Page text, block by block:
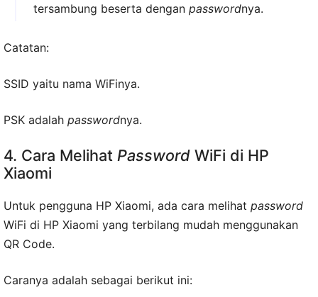
tersambung beserta dengan passwordnya.
Catatan:
SSID yaitu nama WiFinya.
PSK adalah passwordnya.
4. Cara Melihat Password WiFi di HP
Xiaomi
Untuk pengguna HP Xiaomi, ada cara melihat password
WiFi di HP Xiaomi yang terbilang mudah menggunakan
QR Code.
Caranya adalah sebagai berikut ini: